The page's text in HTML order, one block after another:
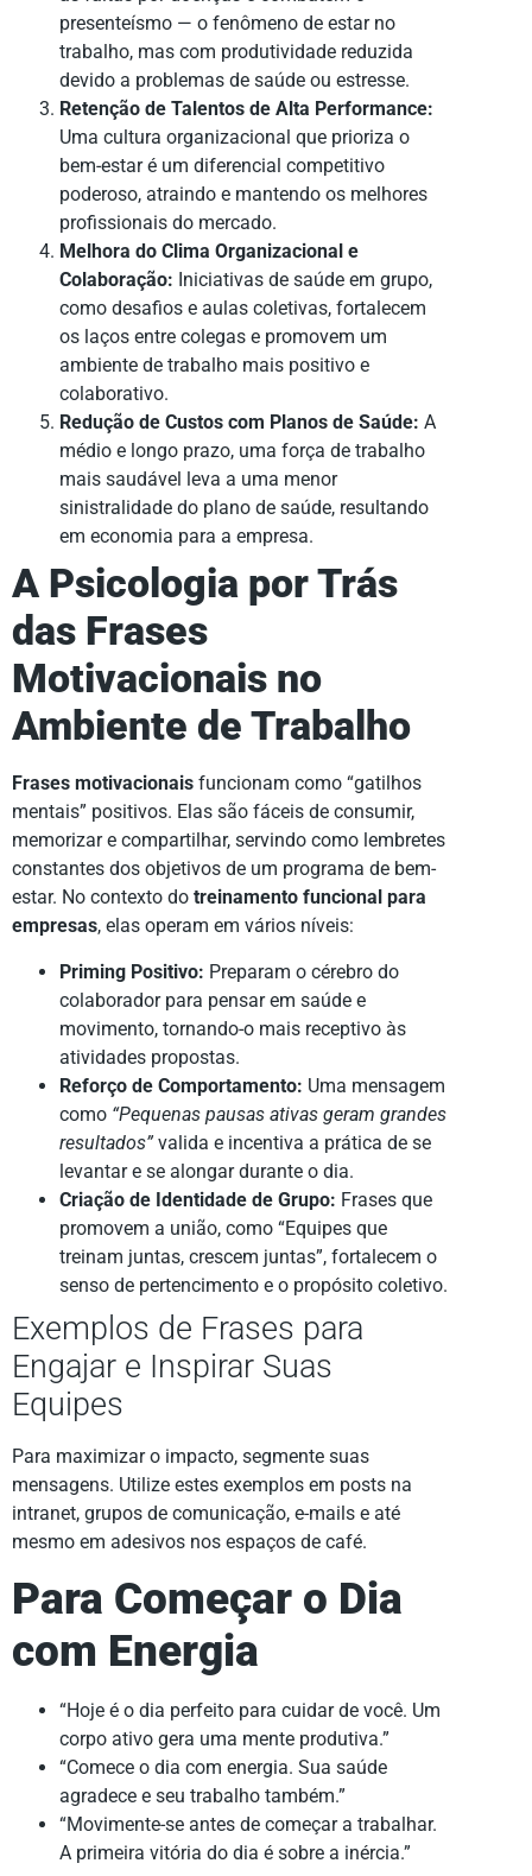
presenteísmo — o fenômeno de estar no
trabalho, mas com produtividade reduzida
devido a problemas de saúde ou estresse.
Retenção de Talentos de Alta Performance:
Uma cultura organizacional que prioriza o
bem-estar é um diferencial competitivo
poderoso, atraindo e mantendo os melhores
profissionais do mercado.
Melhora do Clima Organizacional e
Colaboração: Iniciativas de saúde em grupo,
como desafios e aulas coletivas, fortalecem
os laços entre colegas e promovem um
ambiente de trabalho mais positivo e
colaborativo.
Redução de Custos com Planos de Saúde: A
médio e longo prazo, uma força de trabalho
mais saudável leva a uma menor
sinistralidade do plano de saúde, resultando
em economia para a empresa.
A Psicologia por Trás
das Frases
Motivacionais no
Ambiente de Trabalho
Frases motivacionais funcionam como “gatilhos
mentais” positivos. Elas são fáceis de consumir,
memorizar e compartilhar, servindo como lembretes
constantes dos objetivos de um programa de bem-
estar. No contexto do treinamento funcional para
empresas, elas operam em vários níveis:
Priming Positivo: Preparam o cérebro do
colaborador para pensar em saúde e
movimento, tornando-o mais receptivo às
atividades propostas.
Reforço de Comportamento: Uma mensagem
como “Pequenas pausas ativas geram grandes
resultados”valida e incentiva a prática de se
levantar e se alongar durante o dia.
Criação de Identidade de Grupo: Frases que
promovem a união, como “Equipes que
treinam juntas, crescem juntas”, fortalecem o
senso de pertencimento e o propósito coletivo.
Exemplos de Frases para
Engajar e Inspirar Suas
Equipes
Para maximizar o impacto, segmente suas
mensagens. Utilize estes exemplos em posts na
intranet, grupos de comunicação, e-mails e até
mesmo em adesivos nos espaços de café.
Para Começar o Dia
com Energia
“Hoje é o dia perfeito para cuidar de você. Um
corpo ativo gera uma mente produtiva.”
“Comece o dia com energia. Sua saúde
agradece e seu trabalho também.”
“Movimente-se antes de começar a trabalhar.
A primeira vitória do dia é sobre a inércia.”